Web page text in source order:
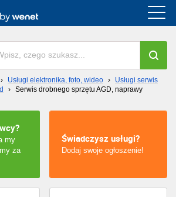
› Usługi elektronika, foto, wideo ›
Usługi serwis
› Serwis drobnego sprzętu AGD, naprawy
my
za
Świadczysz usługi?
Dodaj swoje ogłoszenie!